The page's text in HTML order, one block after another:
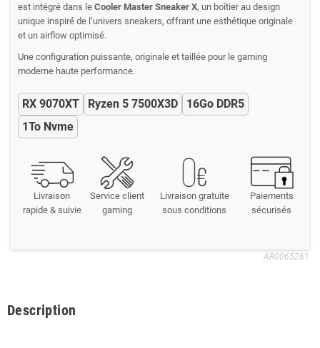
est intégré dans le Cooler Master Sneaker X, un boîtier au design
unique inspiré de l’univers sneakers, offrant une esthétique originale
et un airflow optimisé.
Une configuration puissante, originale et taillée pour le gaming
moderne haute performance.
RX 9070XT Ryzen 5 7500X3D
16Go DDR5
1To Nvme
Livraison
rapide & suivie
Service client
gaming
Livraison gratuite
sous conditions
Paiements
sécurisés
AR0065261
Description